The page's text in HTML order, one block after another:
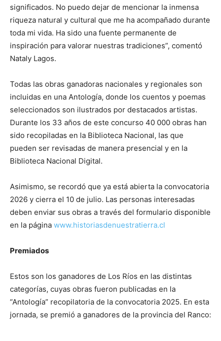
significados. No puedo dejar de mencionar la inmensa
riqueza natural y cultural que me ha acompañado durante
toda mi vida. Ha sido una fuente permanente de
inspiración para valorar nuestras tradiciones”, comentó
Nataly Lagos.
Todas las obras ganadoras nacionales y regionales son
incluidas en una Antología, donde los cuentos y poemas
seleccionados son ilustrados por destacados artistas.
Durante los 33 años de este concurso 40 000 obras han
sido recopiladas en la Biblioteca Nacional, las que
pueden ser revisadas de manera presencial y en la
Biblioteca Nacional Digital.
Asimismo, se recordó que ya está abierta la convocatoria
2026 y cierra el 10 de julio. Las personas interesadas
deben enviar sus obras a través del formulario disponible
en la página www.historiasdenuestratierra.cl
Premiados
Estos son los ganadores de Los Ríos en las distintas
categorías, cuyas obras fueron publicadas en la
“Antología” recopilatoria de la convocatoria 2025. En esta
jornada, se premió a ganadores de la provincia del Ranco: